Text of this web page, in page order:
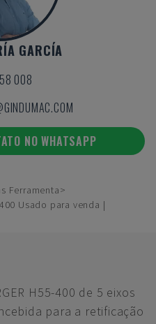
GARCÍA
008
NO WHATSAPP
Ferramenta
400 Usado para venda |
H55-400 de 5 eixos
para a retificação